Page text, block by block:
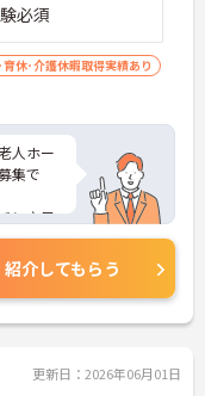
必須
育休･介護休暇取得実績あり
人ホー
集で
ン♪日
安心
◎
のポイ
紹介してもらう
更新日：2026年06月01日